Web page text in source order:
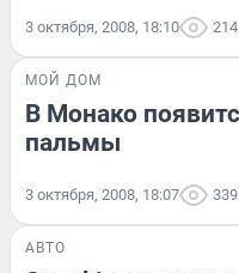
3 октября, 2008, 18:10 214
МОЙ ДОМ
В Монако
пальмы
3 октября, 2008, 18:07 339
АВТО